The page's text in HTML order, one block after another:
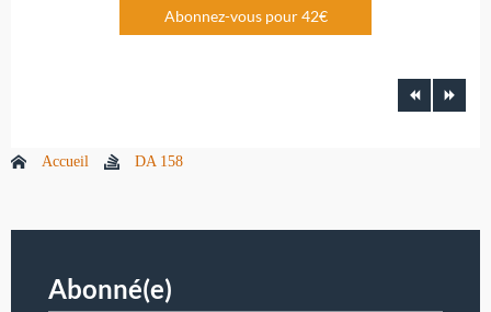
Abonnez-vous pour 42€
Accueil DA 158
Abonné(e)